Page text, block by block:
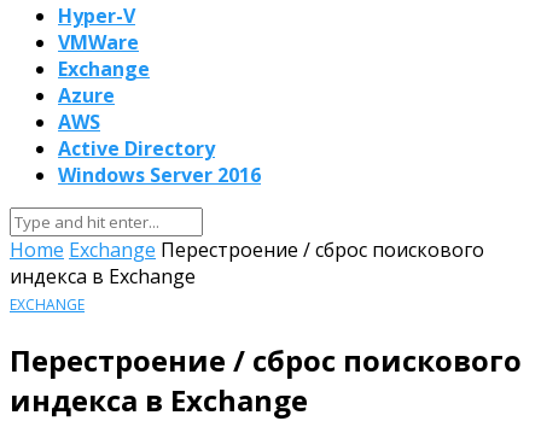
Hyper-V
VMWare
Exchange
Azure
AWS
Active Directory
Windows Server 2016
Home Exchange Перестроение / сброс поискового
индекса в Exchange
EXCHANGE
Перестроение / сброс поискового
индекса в Exchange